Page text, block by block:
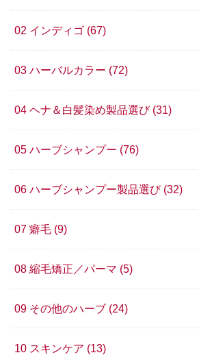
02 インディゴ (67)
03 ハーバルカラー (72)
04 ヘナ＆白髪染め製品選び (31)
05 ハーブシャンプー (76)
06 ハーブシャンプー製品選び (32)
07 癖毛 (9)
08 縮毛矯正／パーマ (5)
09 その他のハーブ (24)
10 スキンケア (13)